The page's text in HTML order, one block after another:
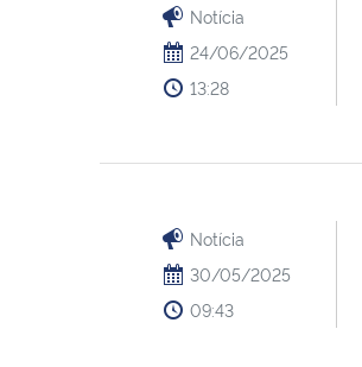
Notícia
24/06/2025
13:28
Notícia
30/05/2025
09:43